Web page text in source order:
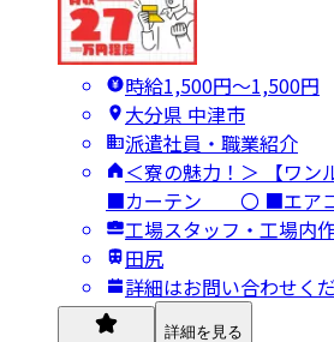
時給1,500円〜1,500円
大分県 中津市
派遣社員・職業紹介
＜寮の魅力！＞
■カーテン 〇 ■エア
工場スタッフ・工場内
田尻
詳細はお問い合わせく
詳細を見る